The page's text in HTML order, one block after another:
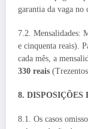
garantia da vaga no
7.2. Mensalidades:
e cinquenta reais).
cada mês, a
330 reais
8. DISPOSIÇÕES
8.1. Os casos